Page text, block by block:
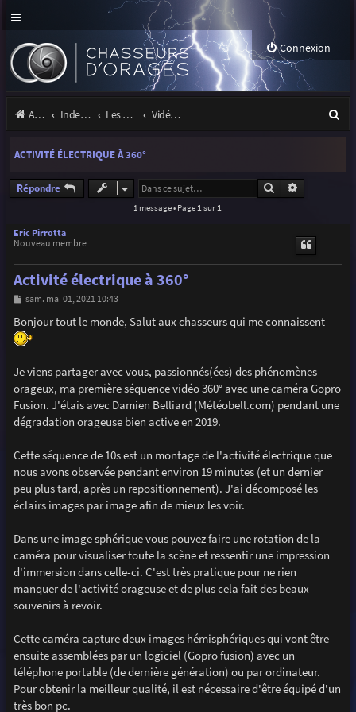
Connexion
Accueil Index du forum Les orages Vidéos d'orages
e
ACTIVITÉ ÉLECTRIQUE À 360°
Répondre Rechercher
1 message • Page 1 sur 1
Eric Pirrotta
Nouveau membre
Activité électrique à 360°
M
s
s
a
g
sam. mai 01, 2021 10:43
Bonjour tout le monde, Salut aux chasseurs qui me connaissent
Je viens partager avec vous, passionnés(ées) des phénomènes
orageux, ma première séquence vidéo 360° avec une caméra Gopro
Fusion. J'étais avec Damien Belliard (Météobell.com) pendant une
dégradation orageuse bien active en 2019.
Cette séquence de 10s est un montage de l'activité électrique que
nous avons observée pendant environ 19 minutes (et un dernier
peu plus tard, après un repositionnement). J'ai décomposé les
éclairs images par image afin de mieux les voir.
Dans une image sphérique vous pouvez faire une rotation de la
caméra pour visualiser toute la scène et ressentir une impression
d'immersion dans celle-ci. C'est très pratique pour ne rien
manquer de l'activité orageuse et de plus cela fait des beaux
souvenirs à revoir.
Cette caméra capture deux images hémisphériques qui vont être
ensuite assemblées par un logiciel (Gopro fusion) avec un
téléphone portable (de dernière génération) ou par ordinateur.
Pour obtenir la meilleur qualité, il est nécessaire d'être équipé d'un
très bon pc.